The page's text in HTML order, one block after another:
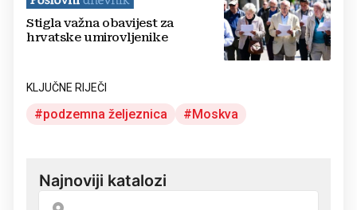
Stigla važna obavijest za
hrvatske umirovljenike
KLJUČNE RIJEČI
podzemna željeznica Moskva